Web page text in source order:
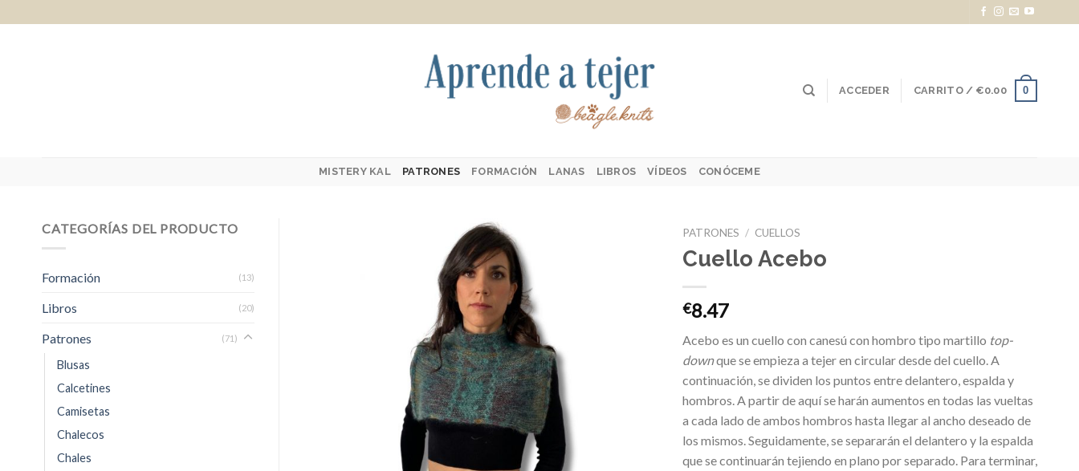
to
ACCEDER CARRITO / €0.00 0
MISTERY KAL PATRONES FORMACIÓN LANAS LIBROS VÍDEOS CONÓCEME
CATEGORÍAS DEL PRODUCTO
Formación (13)
Libros (20)
Patrones (71)
Blusas
Calcetines
Camisetas
Chalecos
Chales
PATRONES / CUELLOS
Cuello Acebo
€8.47
Acebo es un cuello con canesú con hombro tipo martillo top-
downque se empieza a tejer en circular desde del cuello. A
continuación, se dividen los puntos entre delantero, espalda y
hombros. A partir de aquí se harán aumentos en todas las vueltas
a cada lado de ambos hombros hasta llegar al ancho deseado de
los mismos. Seguidamente, se separarán el delantero y la espalda
que se continuarán tejiendo en plano por separado. Para terminar,